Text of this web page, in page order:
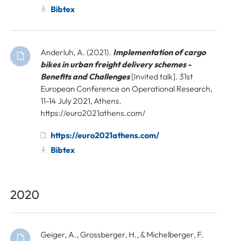
Bibtex
Anderluh, A. (2021). Implementation of cargo
bikes in urban freight delivery schemes -
Benefits and Challenges[Invited talk]. 31st
European Conference on Operational Research,
11-14 July 2021, Athens.
https://euro2021athens.com/
https://euro2021athens.com/
Bibtex
2020
Geiger, A., Grossberger, H., & Michelberger, F.